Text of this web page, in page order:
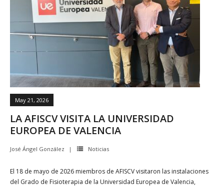
LA AFISCV VISITA LA UNIVERSIDAD
EUROPEA DE VALENCIA
May 21, 2026
José Ángel González Noticias
El 18 de mayo de 2026 miembros de AFISCV visitaron las instalaciones
del Grado de Fisioterapia de la Universidad Europea de Valencia,